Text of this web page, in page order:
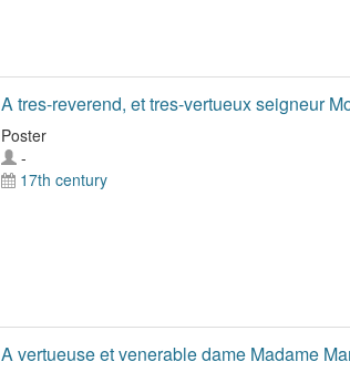
A tres-reverend, et tres-vertueux seigneur
Poster
-
17th century
A vertueuse et venerable dame Madame